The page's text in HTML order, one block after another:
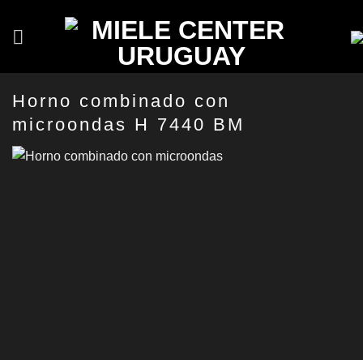
Horno combinado con
microondas H 7440 BM